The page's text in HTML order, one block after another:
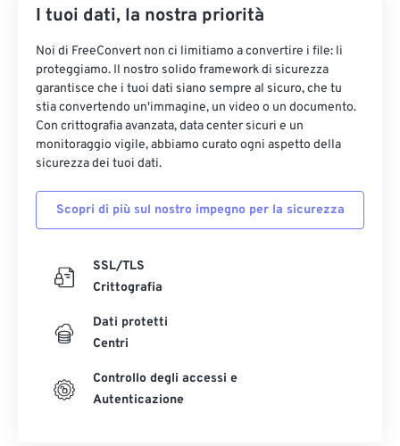
I tuoi dati, la nostra priorità
Noi di FreeConvert non ci limitiamo a convertire i file: li
proteggiamo. Il nostro solido framework di sicurezza
garantisce che i tuoi dati siano sempre al sicuro, che tu
stia convertendo un'immagine, un video o un documento.
Con crittografia avanzata, data center sicuri e un
monitoraggio vigile, abbiamo curato ogni aspetto della
sicurezza dei tuoi dati.
Scopri di più sul nostro impegno per la sicurezza
SSL/TLS
Crittografia
Dati protetti
Centri
Controllo degli accessi e
Autenticazione